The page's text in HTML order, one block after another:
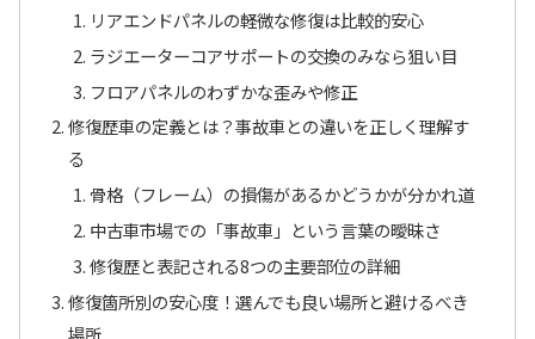
リアエンドパネルの軽微な修復は比較的安心
ラジエーターコアサポートの交換のみなら狙い目
フロアパネルのわずかな歪みや修正
修復歴車の定義とは？事故車との違いを正しく理解す
る
骨格（フレーム）の損傷があるかどうかが分かれ道
中古車市場での「事故車」という言葉の曖昧さ
修復歴と表記される8つの主要部位の詳細
修復箇所別の安心度！選んでも良い場所と避けるべき
場所